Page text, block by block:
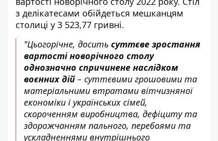
з делікатесами обійдеться мешканцям
столиці у 3 523,77 гривні.
"Цьогорічне, досить суттєве зростання
вартості новорічного столу
однозначно спричинене наслідком
воєнних дій – суттєвими грошовими та
матеріальними втратами вітчизняної
економіки і українських сімей,
скороченням виробництва, дефіциту та
здорожчанням пального, перебоями та
ускладненнями внутрішнього